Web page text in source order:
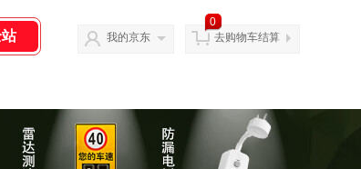
我的京东
0
去购物车结算